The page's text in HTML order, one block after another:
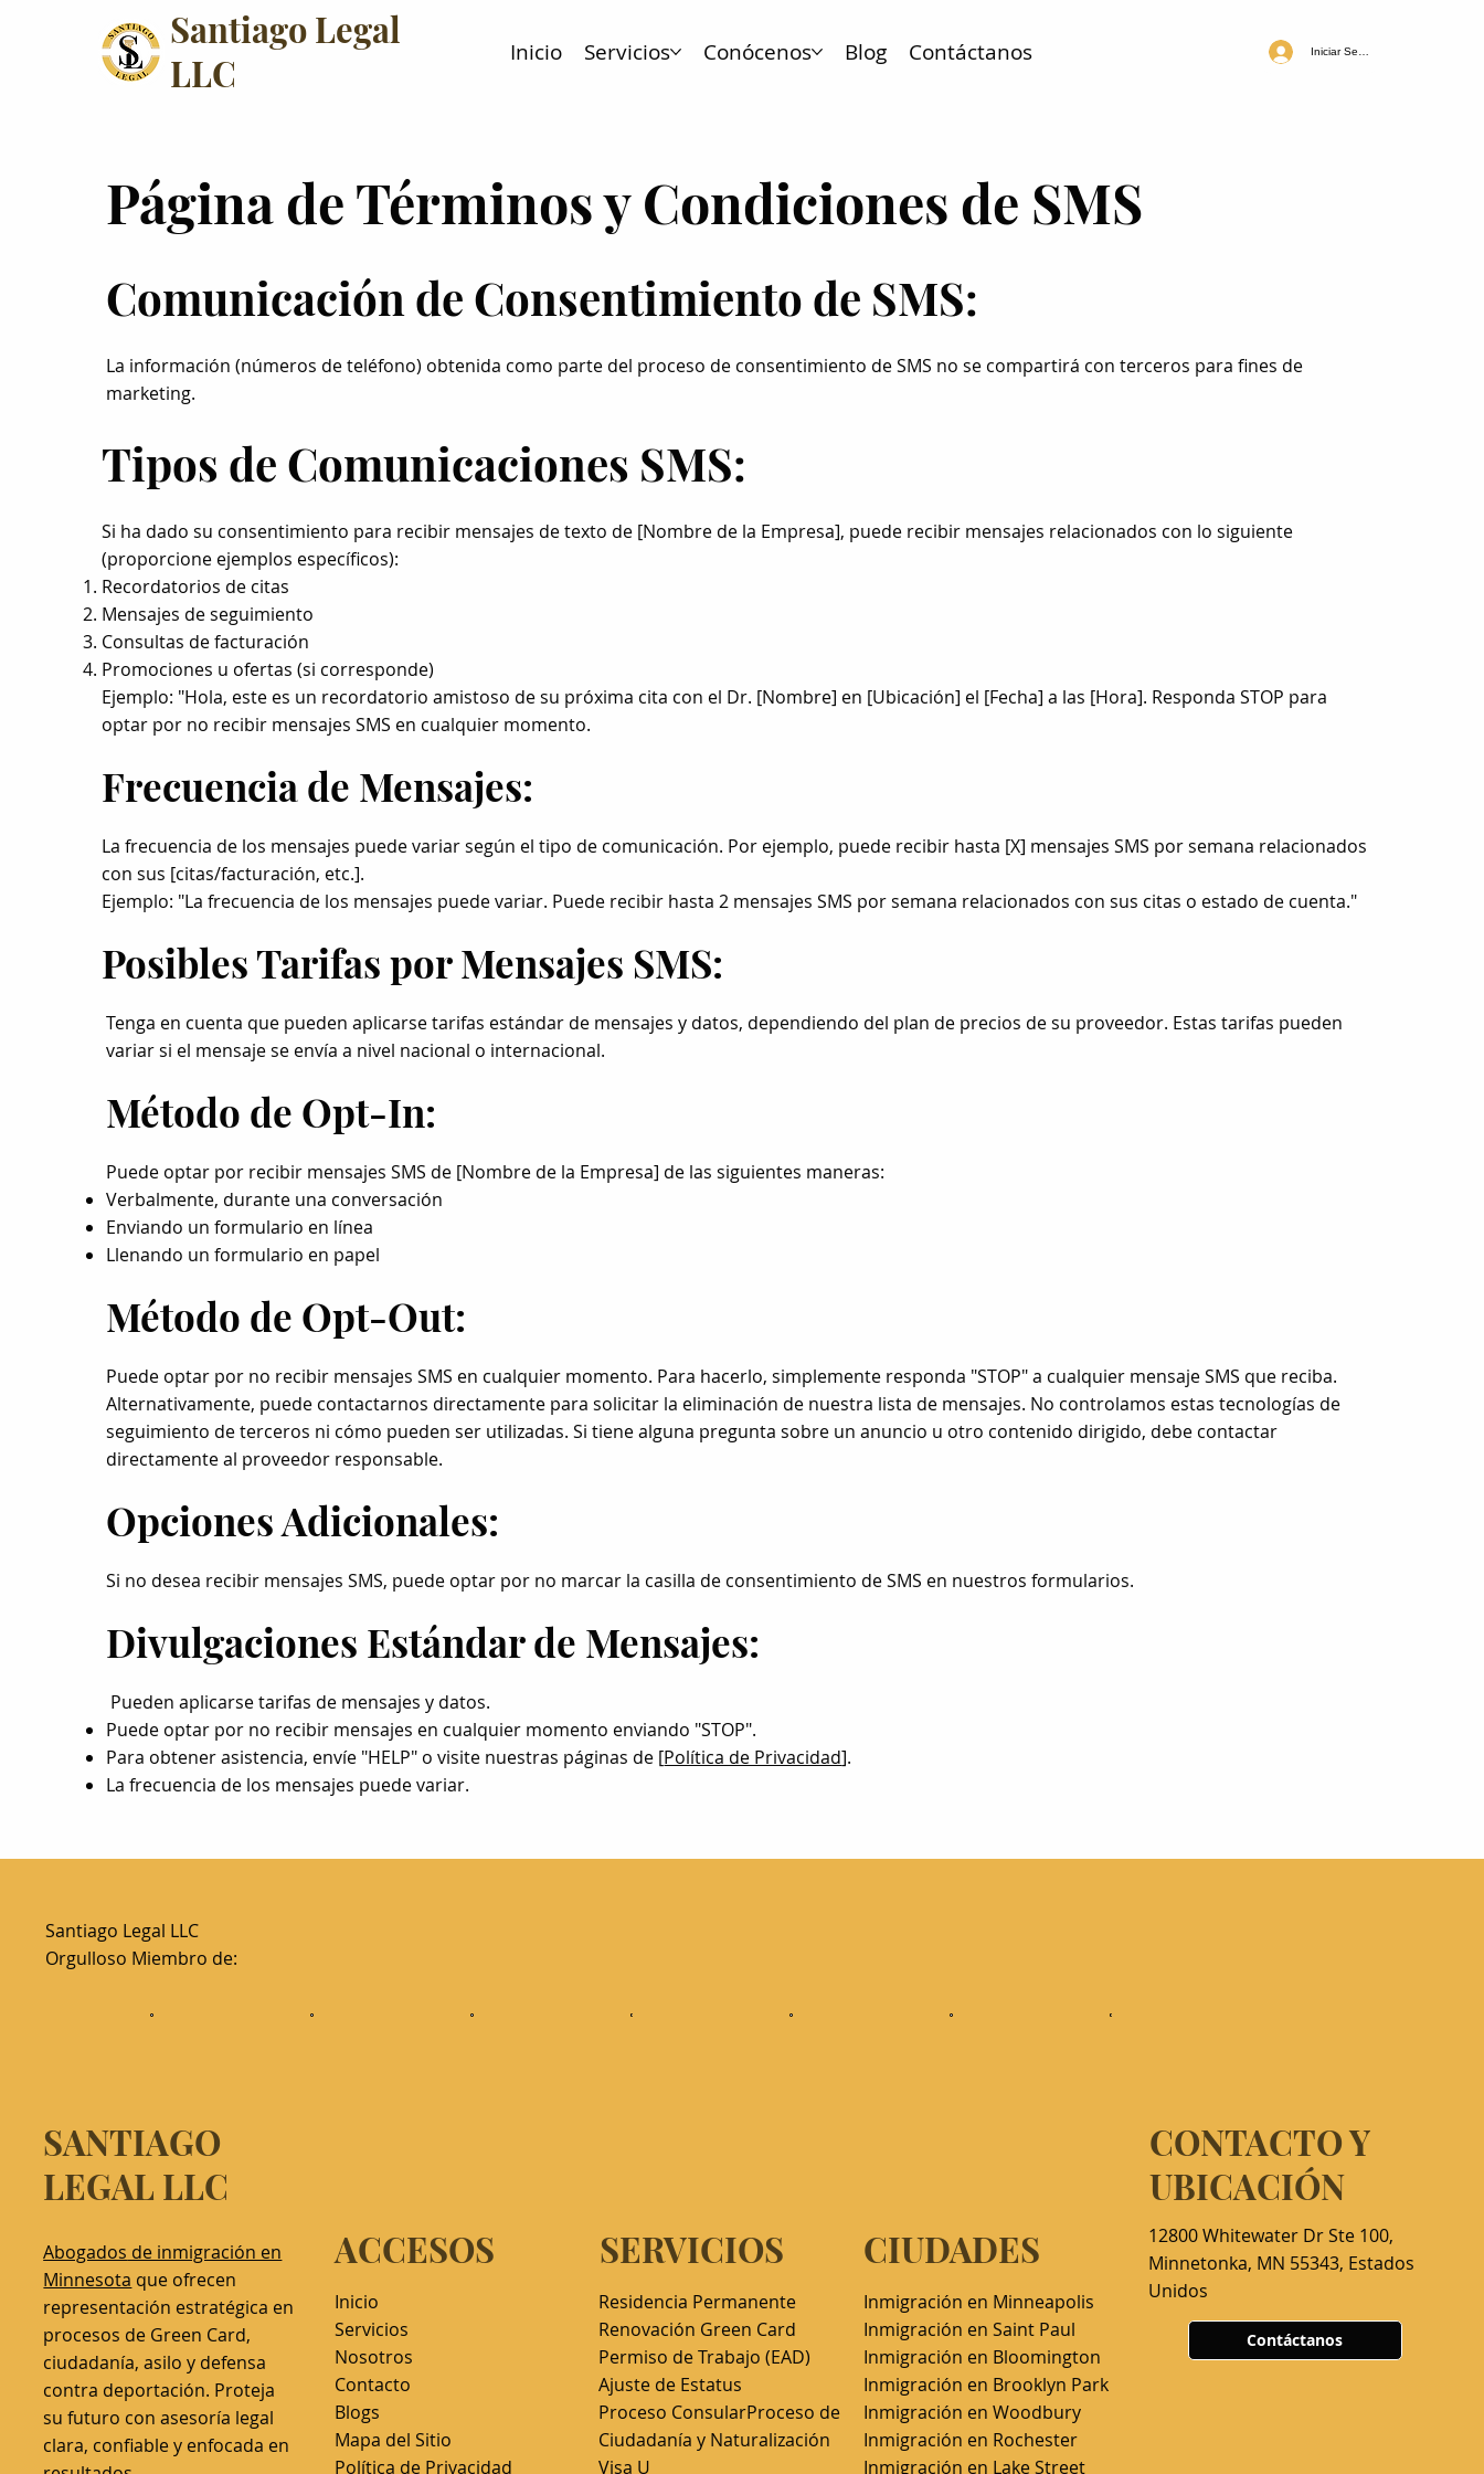
Santiago Legal
LLC
Inicio Servicios Conócenos Blog Contáctanos Iniciar Sesión
Página de Términos y Condiciones de SMS
Comunicación de Consentimiento de SMS:
La información (números de teléfono) obtenida como parte del proceso de consentimiento de SMS no se compartirá con terceros para fines de
marketing.
Tipos de Comunicaciones SMS:
Si ha dado su consentimiento para recibir mensajes de texto de [Nombre de la Empresa], puede recibir mensajes relacionados con lo siguiente
(proporcione ejemplos específicos):
Recordatorios de citas
Mensajes de seguimiento
Consultas de facturación
Promociones u ofertas (si corresponde)
Ejemplo: "Hola, este es un recordatorio amistoso de su próxima cita con el Dr. [Nombre] en [Ubicación] el [Fecha] a las [Hora]. Responda STOP para
optar por no recibir mensajes SMS en cualquier momento.
Frecuencia de Mensajes:
La frecuencia de los mensajes puede variar según el tipo de comunicación. Por ejemplo, puede recibir hasta [X] mensajes SMS por semana relacionados
con sus [citas/facturación, etc.].
Ejemplo: "La frecuencia de los mensajes puede variar. Puede recibir hasta 2 mensajes SMS por semana relacionados con sus citas o estado de cuenta."
Posibles Tarifas por Mensajes SMS:
Tenga en cuenta que pueden aplicarse tarifas estándar de mensajes y datos, dependiendo del plan de precios de su proveedor. Estas tarifas pueden
variar si el mensaje se envía a nivel nacional o internacional.
Método de Opt-In:
Puede optar por recibir mensajes SMS de [Nombre de la Empresa] de las siguientes maneras:
Verbalmente, durante una conversación
Enviando un formulario en línea
Llenando un formulario en papel
Método de Opt-Out:
Puede optar por no recibir mensajes SMS en cualquier momento. Para hacerlo, simplemente responda "STOP" a cualquier mensaje SMS que reciba.
Alternativamente, puede contactarnos directamente para solicitar la eliminación de nuestra lista de mensajes. No controlamos estas tecnologías de
seguimiento de terceros ni cómo pueden ser utilizadas. Si tiene alguna pregunta sobre un anuncio u otro contenido dirigido, debe contactar
directamente al proveedor responsable.
Opciones Adicionales:
Si no desea recibir mensajes SMS, puede optar por no marcar la casilla de consentimiento de SMS en nuestros formularios.
Divulgaciones Estándar de Mensajes:
Pueden aplicarse tarifas de mensajes y datos.
Puede optar por no recibir mensajes en cualquier momento enviando "STOP".
Para obtener asistencia, envíe "HELP" o visite nuestras páginas de [Política de Privacidad].
La frecuencia de los mensajes puede variar.
Santiago Legal LLC
Orgulloso Miembro de:
SANTIAGO
LEGAL LLC
Abogados de inmigración en
Minnesota que ofrecen
representación estratégica en
procesos de Green Card,
ciudadanía, asilo y defensa
contra deportación. Proteja
su futuro con asesoría legal
clara, confiable y enfocada en
ACCESOS
Inicio
Servicios
Nosotros
Contacto
Blogs
Mapa del Sitio
Política de Privacidad
SERVICIOS
Residencia Permanente
Renovación Green Card
Permiso de Trabajo (EAD)​
Ajuste de Estatus
Proceso ConsularProceso de
Ciudadanía y Naturalización
Visa U
CIUDADES
Inmigración en Minneapolis
Inmigración en Saint Paul
Inmigración en Bloomington
Inmigración en Brooklyn Park
Inmigración en Woodbury
Inmigración en Rochester
Inmigración en Lake Street
CONTACTO Y
UBICACIÓN
12800 Whitewater Dr Ste 100,
Minnetonka, MN 55343, Estados
Unidos
Contáctanos